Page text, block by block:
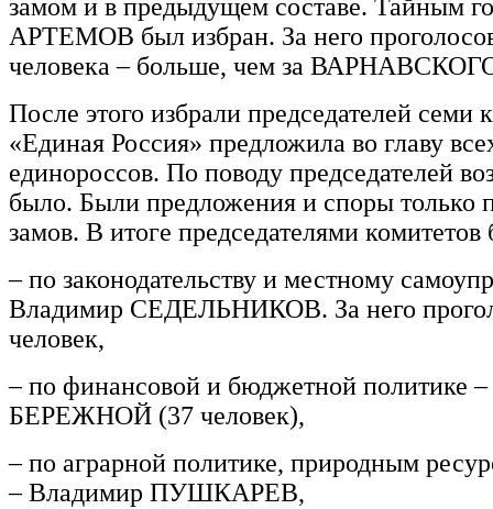
замом и в предыдущем составе. Тайным
АРТЕМОВ был избран. За него
человека – больше, чем за
После этого избрали председателей семи
«Единая Россия» предложила во главу
единороссов. По поводу председателей
было. Были предложения и споры только
замов. В итоге председателями
– по законодательству и местному
Владимир СЕДЕЛЬНИКОВ. За него
человек,
– по финансовой и бюджетной политике
БЕРЕЖНОЙ (37 человек),
– по аграрной политике, природным
– Владимир ПУШКАРЕВ,